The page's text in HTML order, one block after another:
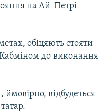
на Ай-Петрі
обіцяють стояти
до виконання
відбудеться